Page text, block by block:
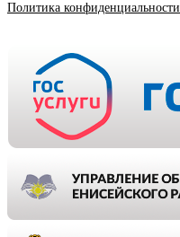
Политика конфиденциальности